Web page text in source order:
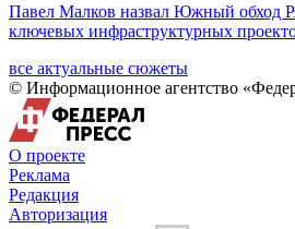
Павел Малков назвал Южный обход
ключевых инфраструктурных
все актуальные сюжеты
© Информационное агентство
О проекте
Реклама
Редакция
Авторизация